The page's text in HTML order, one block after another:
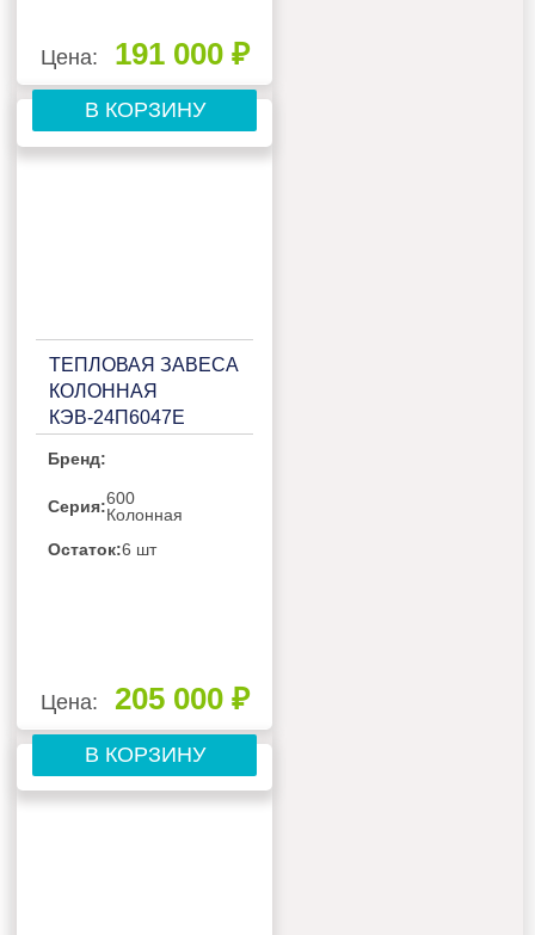
Цена: 191 000 ₽
В КОРЗИНУ
ТЕПЛОВАЯ ЗАВЕСА
КОЛОННАЯ
КЭВ-24П6047Е
Бренд:
Серия:600
Колонная
Остаток:6 шт
Цена: 205 000 ₽
В КОРЗИНУ